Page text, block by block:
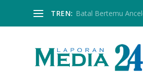
TREN: Batal Bertemu